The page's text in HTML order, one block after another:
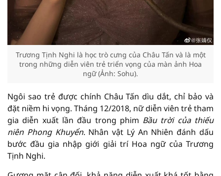
Trương Tịnh Nghi là học trò cưng của Châu Tấn và là một
trong những diễn viên trẻ triển vọng của màn ảnh Hoa
ngữ (Ảnh: Sohu).
Ngôi sao trẻ được chính Châu Tấn dìu dắt, chỉ bảo và
đặt niềm hi vọng. Tháng 12/2018, nữ diễn viên trẻ tham
gia diễn xuất lần đầu trong phim Bầu trời của thiếu
niên Phong Khuyển. Nhân vật Lý An Nhiên đánh dấu
bước đầu gia nhập giới giải trí Hoa ngữ của Trương
Tịnh Nghi.